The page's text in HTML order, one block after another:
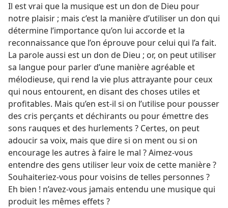
Il est vrai que la musique est un don de Dieu pour
notre plaisir ; mais c’est la manière d’utiliser un don qui
détermine l’importance qu’on lui accorde et la
reconnaissance que l’on éprouve pour celui qui l’a fait.
La parole aussi est un don de Dieu ; or, on peut utiliser
sa langue pour parler d’une manière agréable et
mélodieuse, qui rend la vie plus attrayante pour ceux
qui nous entourent, en disant des choses utiles et
profitables. Mais qu’en est-​il si on l’utilise pour pousser
des cris perçants et déchirants ou pour émettre des
sons rauques et des hurlements ? Certes, on peut
adoucir sa voix, mais que dire si on ment ou si on
encourage les autres à faire le mal ? Aimez-​vous
entendre des gens utiliser leur voix de cette manière ?
Souhaiteriez-​vous pour voisins de telles personnes ?
Eh bien ! n’avez-​vous jamais entendu une musique qui
produit les mêmes effets ?